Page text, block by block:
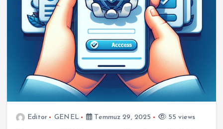
Editor GENEL Temmuz 29, 2025 55 views